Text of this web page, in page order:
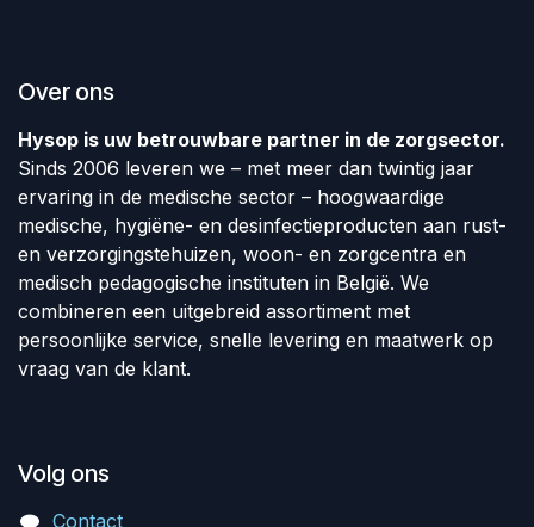
Over ons
Hysop is uw betrouwbare partner in de zorgsector.
Sinds 2006 leveren we – met meer dan twintig jaar
ervaring in de medische sector – hoogwaardige
medische, hygiëne- en desinfectieproducten aan rust-
en verzorgingstehuizen, woon- en zorgcentra en
medisch pedagogische instituten in België. We
combineren een uitgebreid assortiment met
persoonlijke service, snelle levering en maatwerk op
vraag van de klant.
Volg ons
Contact